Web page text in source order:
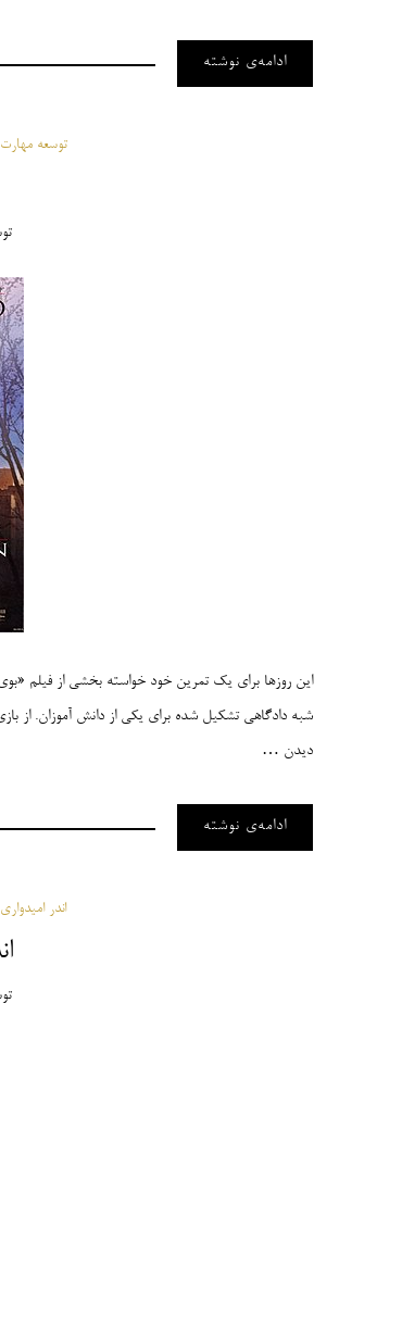
ادامه‌ی نوشته
توسعه
این روزها برای یک تمرین خود خواسته بخشی از فیلم
شبه دادگاهی تشکیل شده برای یکی از دانش آموزان. از
دیدن …
ادامه‌ی نوشته
اندر امیدواری